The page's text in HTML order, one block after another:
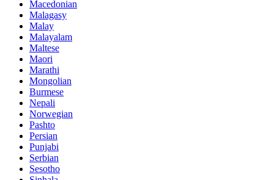
Macedonian
Malagasy
Malay
Malayalam
Maltese
Maori
Marathi
Mongolian
Burmese
Nepali
Norwegian
Pashto
Persian
Punjabi
Serbian
Sesotho